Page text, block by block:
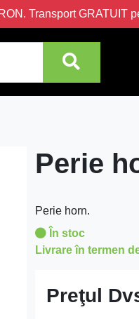
Transport GRATUIT
Perie
Perie horn.
În stoc
Livrare în termen
Preţul